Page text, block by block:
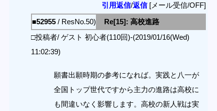
引用返信/返信[メール受信/OFF]
■52955 / ResNo.50)
Re[15]: 高校進路
□投稿者/ ゲスト 初心者(110回)-(2019/01/16(Wed)
11:02:39)
願書出願時期の参考になれば。実践と八一が
全国トップ世代ですから主力の進路は高校に
も間違いなく影響します。高校の新人戦は実